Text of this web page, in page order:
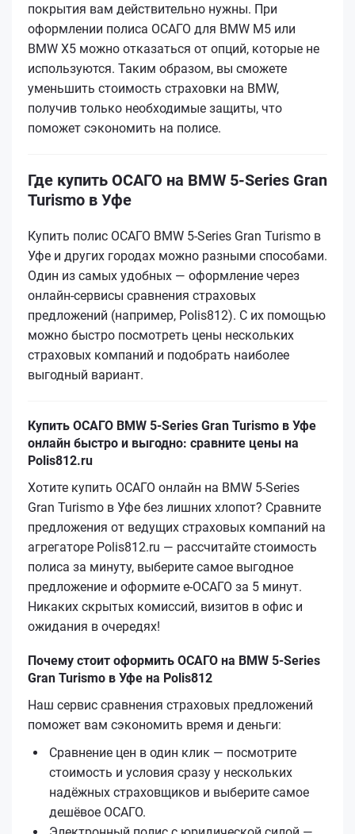
покрытия вам действительно нужны. При
оформлении полиса ОСАГО для BMW M5 или
BMW X5 можно отказаться от опций, которые не
используются. Таким образом, вы сможете
уменьшить стоимость страховки на BMW,
получив только необходимые защиты, что
поможет сэкономить на полисе.
Где купить ОСАГО на BMW 5-Series Gran
Turismo в Уфе
Купить полис ОСАГО BMW 5-Series Gran Turismo в
Уфе и других городах можно разными способами.
Один из самых удобных — оформление через
онлайн-сервисы сравнения страховых
предложений (например, Polis812). С их помощью
можно быстро посмотреть цены нескольких
страховых компаний и подобрать наиболее
выгодный вариант.
Купить ОСАГО BMW 5-Series Gran Turismo в Уфе
онлайн быстро и выгодно: сравните цены на
Polis812.ru
Хотите купить ОСАГО онлайн на BMW 5-Series
Gran Turismo в Уфе без лишних хлопот? Сравните
предложения от ведущих страховых компаний на
агрегаторе Polis812.ru — рассчитайте стоимость
полиса за минуту, выберите самое выгодное
предложение и оформите е‑ОСАГО за 5 минут.
Никаких скрытых комиссий, визитов в офис и
ожидания в очередях!
Почему стоит оформить ОСАГО на BMW 5-Series
Gran Turismo в Уфе на Polis812
Наш сервис сравнения страховых предложений
поможет вам сэкономить время и деньги:
Сравнение цен в один клик — посмотрите
стоимость и условия сразу у нескольких
надёжных страховщиков и выберите самое
дешёвое ОСАГО.